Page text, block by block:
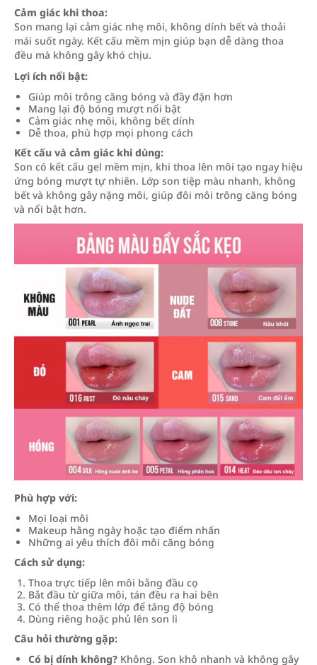
Cảm giác khi thoa:
Son mang lại cảm giác nhẹ môi, không dính bết và thoải
mái suốt ngày. Kết cấu mềm mịn giúp bạn dễ dàng thoa
đều mà không gây khó chịu.
Lợi ích nổi bật:
Giúp môi trông căng bóng và đầy đặn hơn
Mang lại độ bóng mượt nổi bật
Cảm giác nhẹ môi, không bết dính
Dễ thoa, phù hợp mọi phong cách
Kết cấu và cảm giác khi dùng:
Son có kết cấu gel mềm mịn, khi thoa lên môi tạo ngay hiệu
ứng bóng mượt tự nhiên. Lớp son tiệp màu nhanh, không
bết và không gây nặng môi, giúp đôi môi trông căng bóng
và nổi bật hơn.
Phù hợp với:
Mọi loại môi
Makeup hằng ngày hoặc tạo điểm nhấn
Những ai yêu thích đôi môi căng bóng
Cách sử dụng:
Thoa trực tiếp lên môi bằng đầu cọ
Bắt đầu từ giữa môi, tán đều ra hai bên
Có thể thoa thêm lớp để tăng độ bóng
Dùng riêng hoặc phủ lên son lì
Câu hỏi thường gặp:
Có bị dính không? Không. Son khô nhanh và không gây